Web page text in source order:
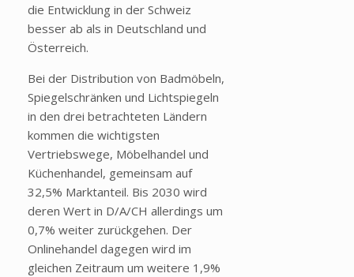
die Entwicklung in der Schweiz
besser ab als in Deutschland und
Österreich.
Bei der Distribution von Badmöbeln,
Spiegelschränken und Lichtspiegeln
in den drei betrachteten Ländern
kommen die wichtigsten
Vertriebswege, Möbelhandel und
Küchenhandel, gemeinsam auf
32,5% Marktanteil. Bis 2030 wird
deren Wert in D/A/CH allerdings um
0,7% weiter zurückgehen. Der
Onlinehandel dagegen wird im
gleichen Zeitraum um weitere 1,9%